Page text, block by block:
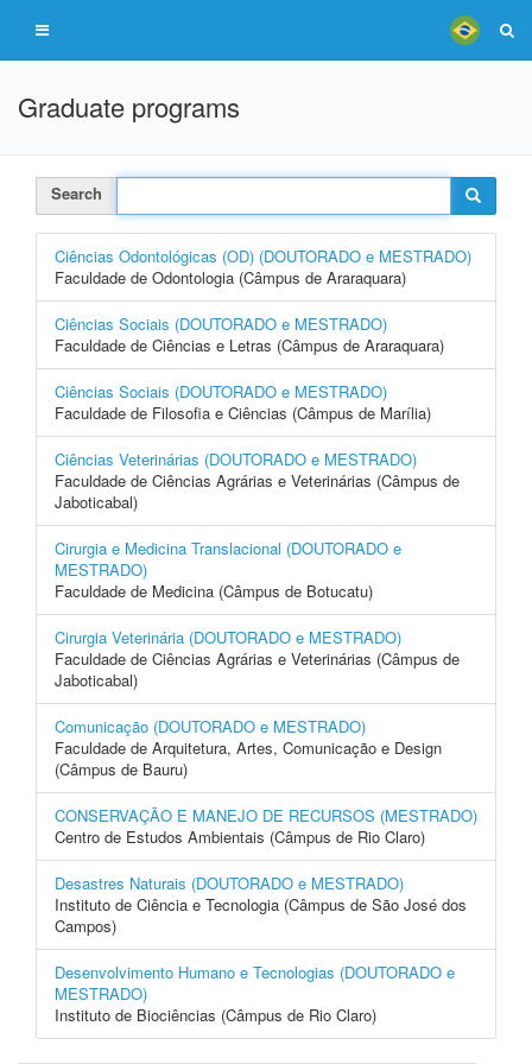
Graduate programs
Search
Ciências Odontológicas (OD) (DOUTORADO e MESTRADO)
Faculdade de Odontologia (Câmpus de Araraquara)
Ciências Sociais (DOUTORADO e MESTRADO)
Faculdade de Ciências e Letras (Câmpus de Araraquara)
Ciências Sociais (DOUTORADO e MESTRADO)
Faculdade de Filosofia e Ciências (Câmpus de Marília)
Ciências Veterinárias (DOUTORADO e MESTRADO)
Faculdade de Ciências Agrárias e Veterinárias (Câmpus de
Jaboticabal)
Cirurgia e Medicina Translacional (DOUTORADO e
MESTRADO)
Faculdade de Medicina (Câmpus de Botucatu)
Cirurgia Veterinária (DOUTORADO e MESTRADO)
Faculdade de Ciências Agrárias e Veterinárias (Câmpus de
Jaboticabal)
Comunicação (DOUTORADO e MESTRADO)
Faculdade de Arquitetura, Artes, Comunicação e Design
(Câmpus de Bauru)
CONSERVAÇÃO E MANEJO DE RECURSOS (MESTRADO)
Centro de Estudos Ambientais (Câmpus de Rio Claro)
Desastres Naturais (DOUTORADO e MESTRADO)
Instituto de Ciência e Tecnologia (Câmpus de São José dos
Campos)
Desenvolvimento Humano e Tecnologias (DOUTORADO e
MESTRADO)
Instituto de Biociências (Câmpus de Rio Claro)